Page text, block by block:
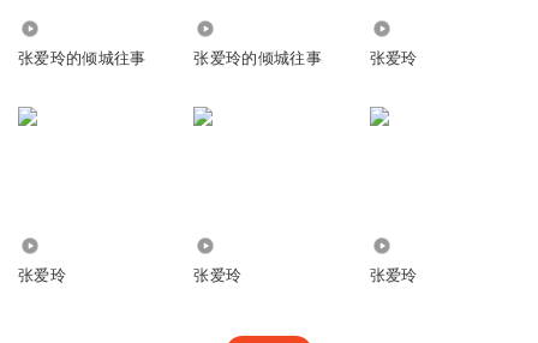
张爱玲的倾城往事 张爱玲的倾城往事 张爱玲
张爱玲 张爱玲 张爱玲